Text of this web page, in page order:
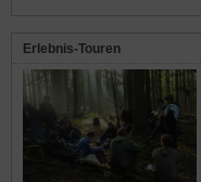
Erlebnis-Touren